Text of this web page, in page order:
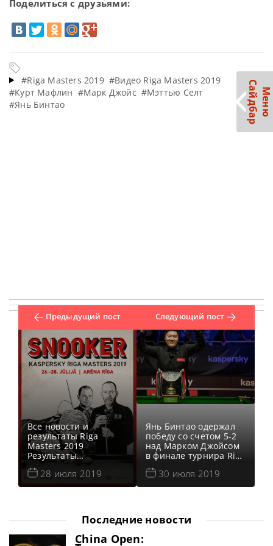
Поделиться с друзьями:
#Riga Masters 2019 #Видео Riga Masters 2019
#Курт Мафлин #Марк Джойс #Мэттью Селт
#Янь Бинтао
Предыдущий пост
Все новости и
результаты Riga
Masters 2019
Результаты
квалификации Riga
Masters 2019 Онлайн
трансляции Riga
Видеоповторы Рига
Мастерс 2019. 1/4
финала в записи.
Видео матчей: Видео
28 июля 2019
Следующий пост
Янь Бинтао одержал
победу со счетом 5-2
над Марком Джойсом
в финале турнира Riga
Masters, сообщает
World Snooker. Все
новости и результаты
Masters 2019 Онлайн
30 июля 2019
Последние новости
China Open:
М
е
н
ю
Са
й
д
б
а
р